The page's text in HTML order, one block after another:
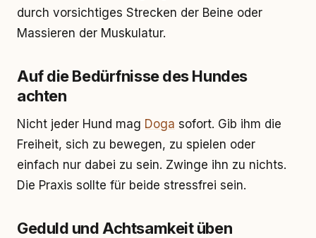
durch vorsichtiges Strecken der Beine oder
Massieren der Muskulatur.
Auf die Bedürfnisse des Hundes
achten
Nicht jeder Hund mag Doga sofort. Gib ihm die
Freiheit, sich zu bewegen, zu spielen oder
einfach nur dabei zu sein. Zwinge ihn zu nichts.
Die Praxis sollte für beide stressfrei sein.
Geduld und Achtsamkeit üben